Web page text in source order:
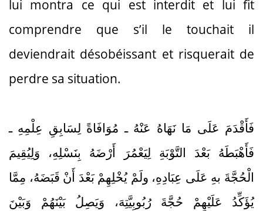
lui montra ce qui est interdit et lui fit
comprendre que s’il le touchait il
deviendrait désobéissant et risquerait de
perdre sa situation.
فَأَقْدَمَ عَلَى مَا نَهَاهُ عَنْهُ ـ مُوَافَاةً لِسَابِقِ عِلْمِهِ ـ
فَأَهْبَطَهُ بَعْدَ التَّوْبَةِ لِيَعْمُرَ أَرْضَهُ بِنَسْلِهِ، وَلِيُقِيمَ
الْحُجَّةَ بهِ عَلَى عِبَادِهِ، ولَمْ يُخْلِهِمْ بَعْدَ أَنْ قَبَضَهُ، مِمَّا
يُؤَكِّدُ عَلَيْهِمْ حُجَّةَ رُبُوبِيَّتِهَ، وَيَصِلُ بَيْنَهُمْ وَبَيْنَ